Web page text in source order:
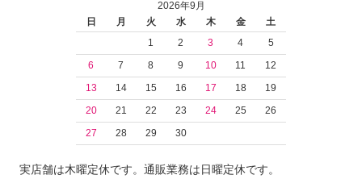
2026年9月
日
月 火 水 木 金
土
1
2 3 4
5
6
7 8 9 10 11
12
13
14 15 16 17 18
19
20
21 22 23 24 25
26
27
28 29 30
実店舗は木曜定休です。通販業務は日曜定休です。